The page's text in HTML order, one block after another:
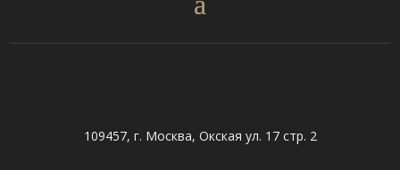
109457, г. Москва, Окская ул. 17 стр. 2